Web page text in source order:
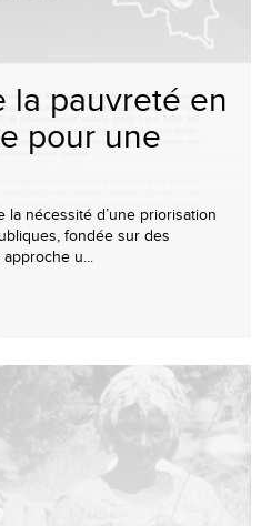
la pauvreté en
pour une
nécessité d’une priorisation
fondée sur des
u...